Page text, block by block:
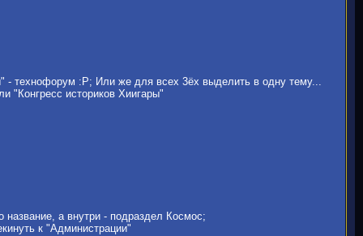
технофорум :P; Или же для всех 3ёх выделить в одну тему...
"Конгресс историков Хиигары"
а внутри - подраздел Космос;
к "Администрации"